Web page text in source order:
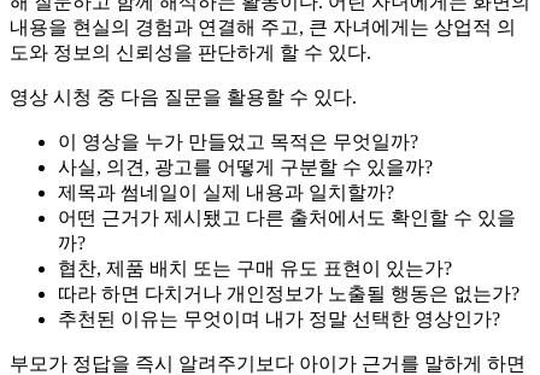
내용을 현실의 경험과 연결해 주고, 큰 자녀에게는 상업적 의
도와 정보의 신뢰성을 판단하게 할 수 있다.
영상 시청 중 다음 질문을 활용할 수 있다.
이 영상을 누가 만들었고 목적은 무엇일까?
사실, 의견, 광고를 어떻게 구분할 수 있을까?
제목과 썸네일이 실제 내용과 일치할까?
어떤 근거가 제시됐고 다른 출처에서도 확인할 수 있을
까?
협찬, 제품 배치 또는 구매 유도 표현이 있는가?
따라 하면 다치거나 개인정보가 노출될 행동은 없는가?
추천된 이유는 무엇이며 내가 정말 선택한 영상인가?
부모가 정답을 즉시 알려주기보다 아이가 근거를 말하게 하면